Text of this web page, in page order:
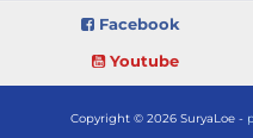
Facebook
Youtube
Copyright © 2026 SuryaLoe -